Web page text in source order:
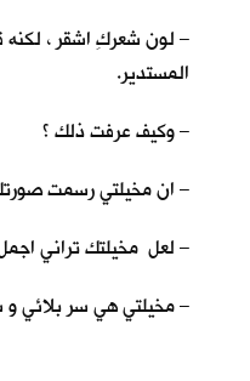
– لون شعركِ اشقر ،
المستدير.
– وكيف عرفت ذلك ؟
– ان مخيلتي رسمت
– لعل مخيلتك تراني
– مخيلتي هي سر بلائي